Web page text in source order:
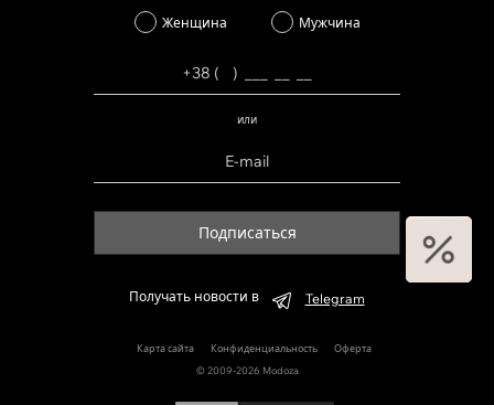
Женщина Мужчина
или
Подписаться
Получать новости в Telegram
Карта сайта Конфиденциальность
Оферта
© 2009-2026 Modoza